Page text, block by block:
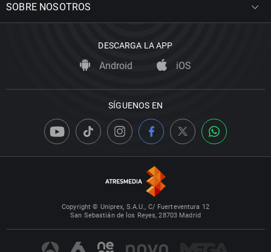
SOBRE NOSOTROS
DESCARGA LA APP
Android iOS
SÍGUENOS EN
Copyright © Uniprex, S.A.U., C/ Fuerteventura 12
San Sebastián de los Reyes, 28703 Madrid